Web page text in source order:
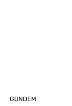
GÜNDEM